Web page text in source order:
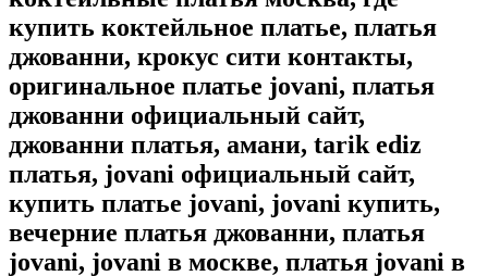
купить коктейльное платье, платья
джованни, крокус сити контакты,
оригинальное платье jovani, платья
джованни официальный сайт,
джованни платья, амани, tarik ediz
платья, jovani официальный сайт,
купить платье jovani, jovani купить,
вечерние платья джованни, платья
jovani, jovani в москве, платья jovani в